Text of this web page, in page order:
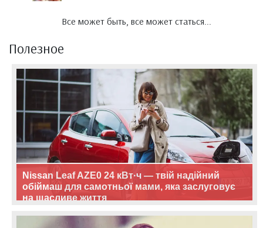
Все может быть, все может статься...
Полезное
Nissan Leaf AZE0 24 кВт·ч — твій надійний
обіймаш для самотньої мами, яка заслуговує
на щасливе життя